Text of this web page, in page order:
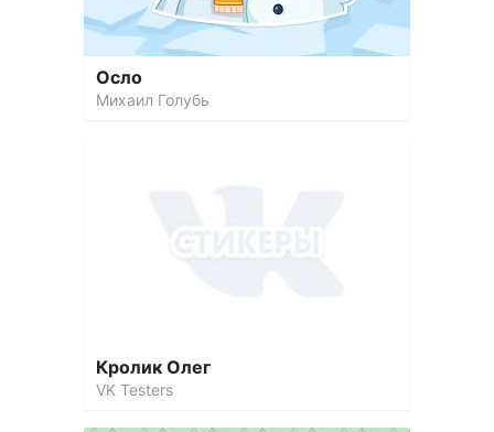
Осло
Михаил Голубь
Кролик Олег
VK Testers